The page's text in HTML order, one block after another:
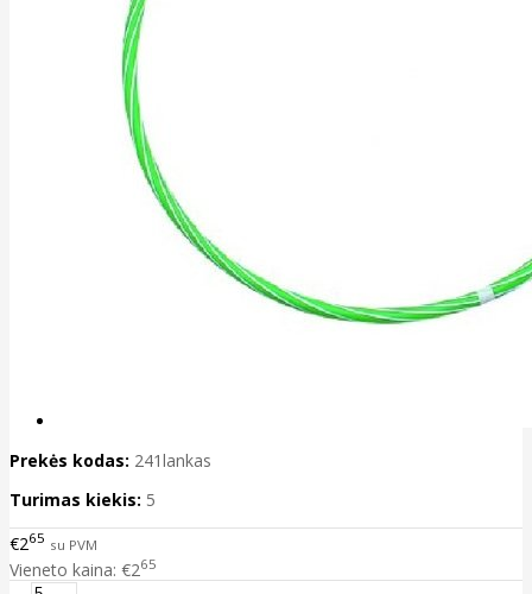
Prekės kodas: 241lankas
Turimas kiekis: 5
€265 su PVM
Vieneto kaina: €265